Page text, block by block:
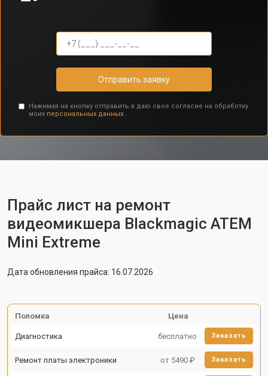
Отправить заявку
Нажимая на кнопку отправить я даю свое согласие на обработку
моих персональных данных.
Прайс лист на ремонт
видеомикшера Blackmagic ATEM
Mini Extreme
Дата обновления прайса: 16.07.2026
Поломка Цена
Диагностика бесплатно Заказать
Ремонт платы электроники от 5490 ₽ Заказать